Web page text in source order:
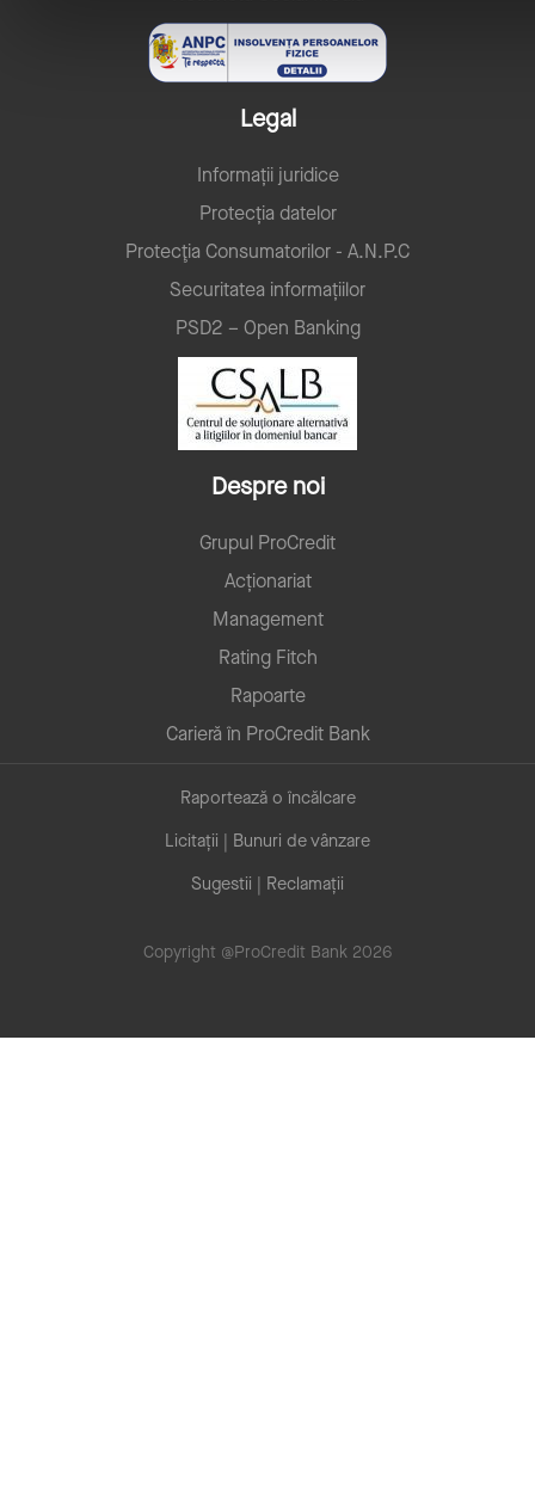
Legal
Informații juridice
Protecția datelor
Protecţia Consumatorilor - A.N.P.C
Securitatea informațiilor
PSD2 – Open Banking
Despre noi
Grupul ProCredit
Acționariat
Management
Rating Fitch
Rapoarte
Carieră în ProCredit Bank
Copyright @ProCredit Bank 2026
Raportează o încălcare
Licitații | Bunuri de vânzare
Sugestii | Reclamații